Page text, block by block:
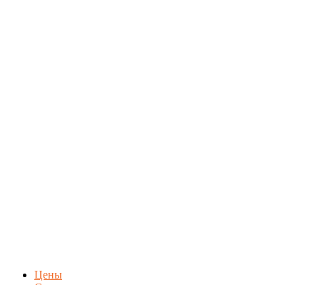
Цены